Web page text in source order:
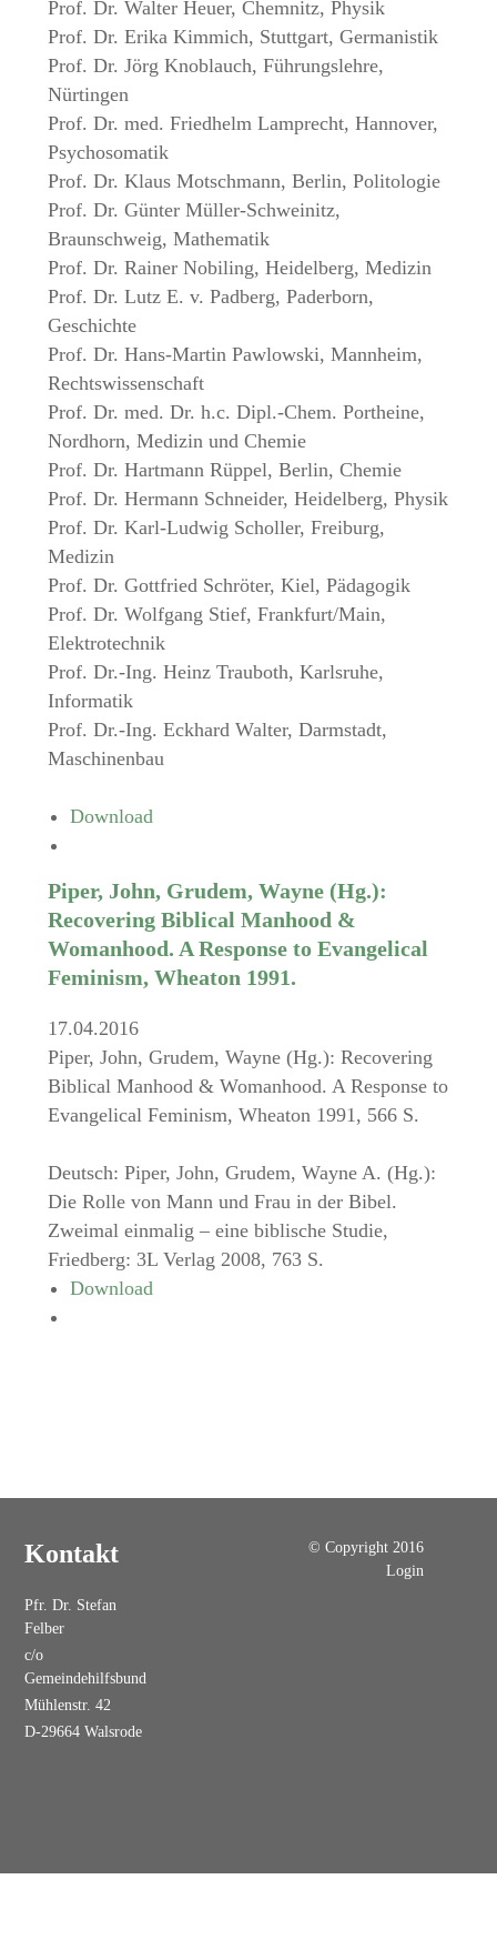
Prof. Dr. Walter Heuer, Chemnitz, Physik
Prof. Dr. Erika Kimmich, Stuttgart, Germanistik
Prof. Dr. Jörg Knoblauch, Führungslehre,
Nürtingen
Prof. Dr. med. Friedhelm Lamprecht, Hannover,
Psychosomatik
Prof. Dr. Klaus Motschmann, Berlin, Politologie
Prof. Dr. Günter Müller-Schweinitz,
Braunschweig, Mathematik
Prof. Dr. Rainer Nobiling, Heidelberg, Medizin
Prof. Dr. Lutz E. v. Padberg, Paderborn,
Geschichte
Prof. Dr. Hans-Martin Pawlowski, Mannheim,
Rechtswissenschaft
Prof. Dr. med. Dr. h.c. Dipl.-Chem. Portheine,
Nordhorn, Medizin und Chemie
Prof. Dr. Hartmann Rüppel, Berlin, Chemie
Prof. Dr. Hermann Schneider, Heidelberg, Physik
Prof. Dr. Karl-Ludwig Scholler, Freiburg,
Medizin
Prof. Dr. Gottfried Schröter, Kiel, Pädagogik
Prof. Dr. Wolfgang Stief, Frankfurt/Main,
Elektrotechnik
Prof. Dr.-Ing. Heinz Trauboth, Karlsruhe,
Informatik
Prof. Dr.-Ing. Eckhard Walter, Darmstadt,
Maschinenbau
Download
Piper, John, Grudem, Wayne (Hg.):
Recovering Biblical Manhood &
Womanhood. A Response to Evangelical
Feminism, Wheaton 1991.
17.04.2016
Piper, John, Grudem, Wayne (Hg.): Recovering
Biblical Manhood & Womanhood. A Response to
Evangelical Feminism, Wheaton 1991, 566 S.
Deutsch: Piper, John, Grudem, Wayne A. (Hg.):
Die Rolle von Mann und Frau in der Bibel.
Zweimal einmalig – eine biblische Studie,
Friedberg: 3L Verlag 2008, 763 S.
Download
Kontakt
Pfr. Dr. Stefan
Felber
c/o
Gemeindehilfsbund
Mühlenstr. 42
D-29664 Walsrode
© Copyright 2016
Login